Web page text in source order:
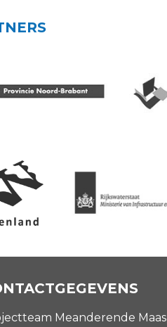
Meanderende Maas